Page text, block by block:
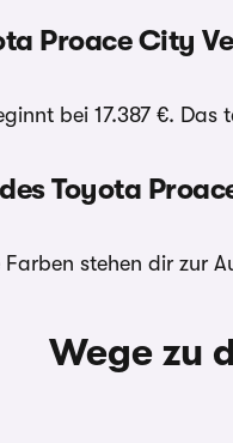
Proace City
bei 17.387 €. Das
Toyota
Farben stehen dir zur
Wege zu